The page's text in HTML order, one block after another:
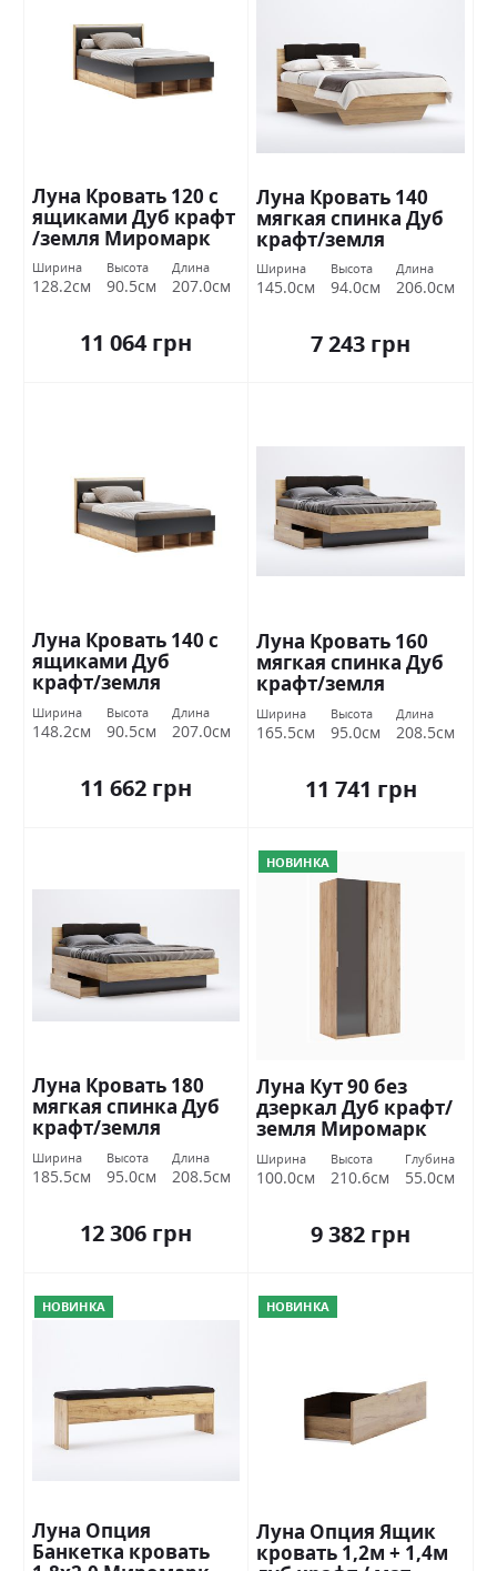
Луна Кровать 120 с
ящиками Дуб крафт
/земля Миромарк
Ширина
128.2см
Высота
90.5см
Длина
207.0см
11 064 грн
Луна Кровать 140
мягкая спинка Дуб
крафт/земля
Миромарк
Ширина
145.0см
Высота
94.0см
Длина
206.0см
7 243 грн
Луна Кровать 140 с
ящиками Дуб
крафт/земля
Миромарк
Ширина
148.2см
Высота
90.5см
Длина
207.0см
11 662 грн
Луна Кровать 160
мягкая спинка Дуб
крафт/земля
Миромарк
Ширина
165.5см
Высота
95.0см
Длина
208.5см
11 741 грн
Луна Кровать 180
мягкая спинка Дуб
крафт/земля
Миромарк
Ширина
185.5см
Высота
95.0см
Длина
208.5см
12 306 грн
НОВИНКА
Луна Кут 90 без
дзеркал Дуб крафт/
земля Миромарк
Ширина
100.0см
Высота
210.6см
Глубина
55.0см
9 382 грн
НОВИНКА
Луна Опция
Банкетка кровать
НОВИНКА
Луна Опция Ящик
кровать 1,2м + 1,4м